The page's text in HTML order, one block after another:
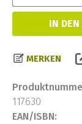
IN
MERKEN
117630
EAN/ISBN: